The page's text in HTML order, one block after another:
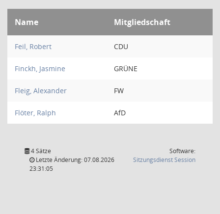
Name Mitgliedschaft
Feil, Robert CDU
Finckh, Jasmine GRÜNE
Fleig, Alexander FW
Flöter, Ralph AfD
4 Sätze
Letzte Änderung: 07.08.2026
23:31:05
Software:
SitzungsdienstSession(Wird in